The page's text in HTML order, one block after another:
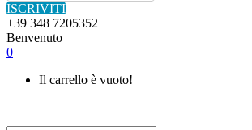
ISCRIVITI
+39 348 7205352
Benvenuto
0
Il carrello è vuoto!